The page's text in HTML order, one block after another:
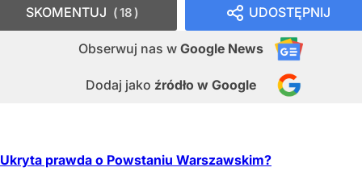
UDOSTĘPNIJ
Obserwuj nas w Google News
Dodaj jako źródło w Google
SKOMENTUJ 18
Ukryta prawda o Powstaniu Warszawskim?